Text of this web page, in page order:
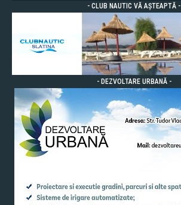
- CLUB NAUTIC VĂ AȘTEAPTĂ -
- DEZVOLTARE URBANĂ -